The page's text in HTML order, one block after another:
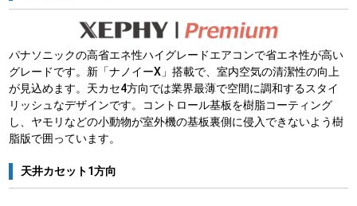
パナソニックの高省エネ性ハイグレードエアコンで省エネ性が高い
グレードです。新「ナノイーX」搭載で、室内空気の清潔性の向上
が見込めます。天カセ4方向では業界最薄で空間に調和するスタイ
リッシュなデザインです。コントロール基板を樹脂コーティング
し、ヤモリなどの小動物が室外機の基板裏側に侵入できないよう樹
脂版で囲っています。
天井カセット1方向